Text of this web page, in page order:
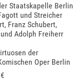
Staatskapelle Berlin
und Streicher
Franz Schubert,
Adolph Freiherr
der
Oper Berlin